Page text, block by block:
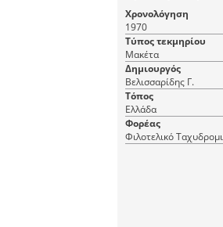
Χρονολόγηση
1970
Τύπος τεκμηρίου
Μακέτα
Δημιουργός
Βελισσαρίδης Γ.
Τόπος
Ελλάδα
Φορέας
Φιλοτελικό